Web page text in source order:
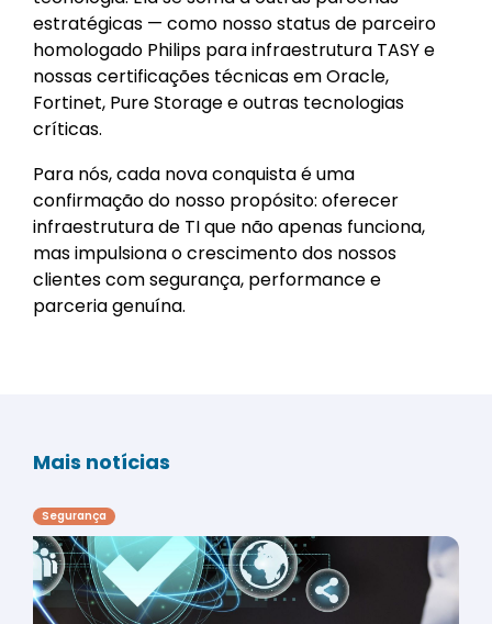
estratégicas — como nosso status de parceiro
homologado Philips para infraestrutura TASY e
nossas certificações técnicas em Oracle,
Fortinet, Pure Storage e outras tecnologias
críticas.
Para nós, cada nova conquista é uma
confirmação do nosso propósito: oferecer
infraestrutura de TI que não apenas funciona,
mas impulsiona o crescimento dos nossos
clientes com segurança, performance e
parceria genuína.
Mais notícias
Segurança